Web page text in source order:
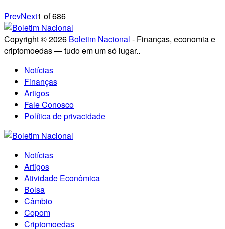
PrevNext1 of686
Copyright © 2026 Boletim Nacional - Finanças, economia e
criptomoedas — tudo em um só lugar..
Notícias
Finanças
Artigos
Fale Conosco
Política de privacidade
Notícias
Artigos
Atividade Econômica
Bolsa
Câmbio
Copom
Criptomoedas